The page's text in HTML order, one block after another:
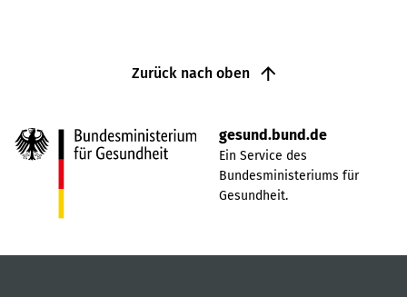
Zurück nach oben
gesund.bund.de
Ein Service des
Bundesministeriums für
Gesundheit.